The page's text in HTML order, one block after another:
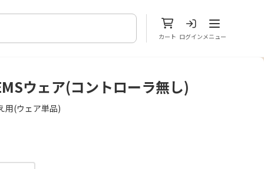
カート ログイン
メニューを開
メニュー
ウェア(コントローラ無し)
用(ウェア単品)